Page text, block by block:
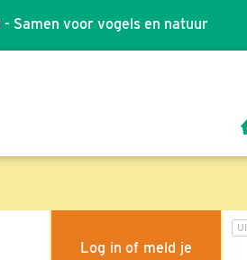
- Samen voor vogels en natuur
Log in of meld je